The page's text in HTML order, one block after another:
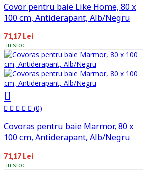
Covor pentru baie Like Home, 80 x
100 cm, Antiderapant, Alb/Negru
71,17 Lei
in stoc
(0)
Covoras pentru baie Marmor, 80 x
100 cm, Antiderapant, Alb/Negru
71,17 Lei
in stoc